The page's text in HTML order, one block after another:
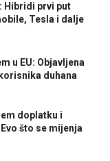
Hibridi prvi put
Tesla i dalje
u EU: Objavljena
duhana
doplatku i
što se mijenja